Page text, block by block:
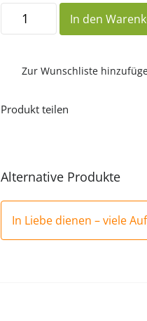
Werk
Herrn
In den
Zur Wunschliste
Produkt teilen
Alternative Produkte
In Liebe dienen – viele